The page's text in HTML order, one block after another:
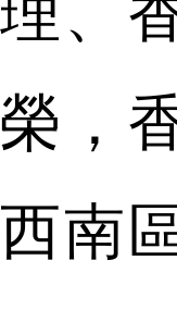
、
，
南